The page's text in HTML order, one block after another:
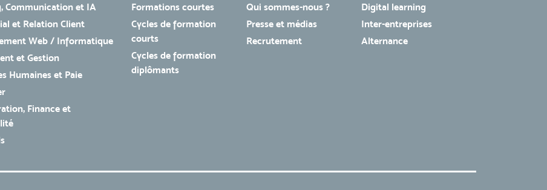
Communication et IA
et Relation Client
Web / Informatique
et Gestion
Humaines et Paie
Finance et
Formations courtes
Cycles de formation
courts
Cycles de formation
diplômants
Qui sommes-nous ?
Presse et médias
Recrutement
Digital learning
Inter-entreprises
Alternance